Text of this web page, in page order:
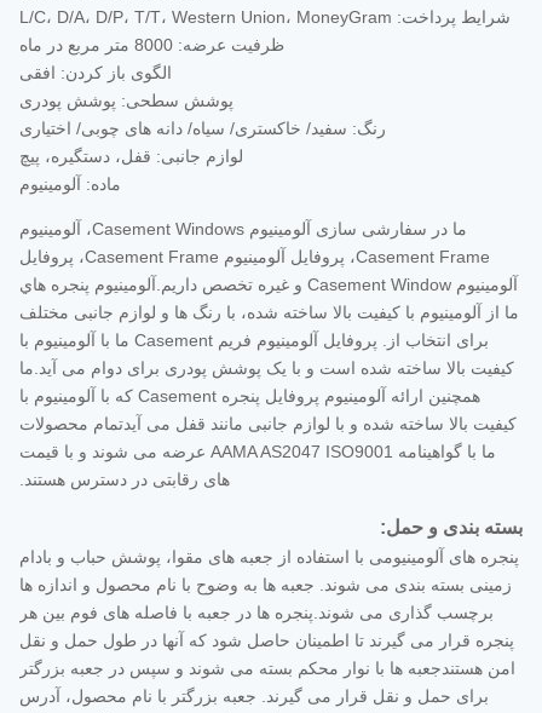
شرایط پرداخت: L/C، D/A، D/P، T/T، Western Union، MoneyGram
ظرفیت عرضه: 8000 متر مربع در ماه
الگوی باز کردن: افقی
پوشش سطحی: پوشش پودری
رنگ: سفید/ خاکستری/ سیاه/ دانه های چوبی/ اختیاری
لوازم جانبی: قفل، دستگیره، پیچ
ماده: آلومینیوم
ما در سفارشی سازی آلومینیوم Casement Windows، آلومینیوم
Casement Frame، پروفایل آلومینیوم Casement Frame، پروفایل
آلومینیوم Casement Window و غیره تخصص داریم.آلومينيوم پنجره هاي
ما از آلومينيوم با کيفيت بالا ساخته شده، با رنگ ها و لوازم جانبی مختلف
برای انتخاب از. پروفایل آلومینیوم فریم Casement ما با آلومینیوم با
کیفیت بالا ساخته شده است و با یک پوشش پودری برای دوام می آید.ما
همچنین ارائه آلومینیوم پروفایل پنجره Casement که با آلومینیوم با
کیفیت بالا ساخته شده و با لوازم جانبی مانند قفل می آیدتمام محصولات
ما با گواهینامه AAMA AS2047 ISO9001 عرضه می شوند و با قیمت
های رقابتی در دسترس هستند.
بسته بندی و حمل:
پنجره های آلومینیومی با استفاده از جعبه های مقوا، پوشش حباب و بادام
زمینی بسته بندی می شوند. جعبه ها به وضوح با نام محصول و اندازه ها
برچسب گذاری می شوند.پنجره ها در جعبه با فاصله های فوم بین هر
پنجره قرار می گیرند تا اطمینان حاصل شود که آنها در طول حمل و نقل
امن هستندجعبه ها با نوار محکم بسته می شوند و سپس در جعبه بزرگتر
برای حمل و نقل قرار می گیرند. جعبه بزرگتر با نام محصول، آدرس